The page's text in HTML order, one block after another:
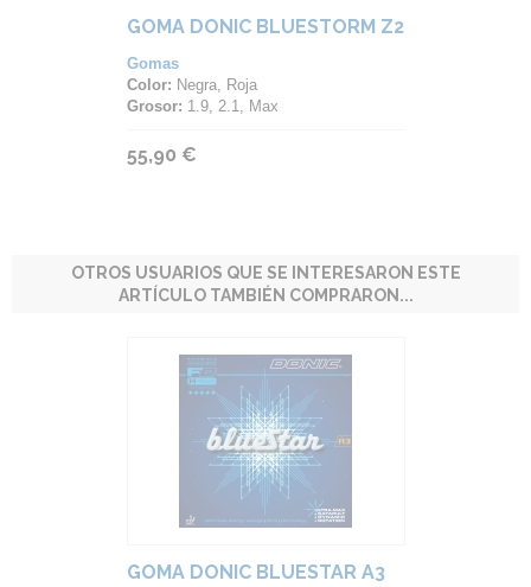
GOMA DONIC BLUESTORM Z2
Gomas
Color: Negra, Roja
Grosor: 1.9, 2.1, Max
55,90 €
OTROS USUARIOS QUE SE INTERESARON ESTE
ARTÍCULO TAMBIÉN COMPRARON...
GOMA DONIC BLUESTAR A3